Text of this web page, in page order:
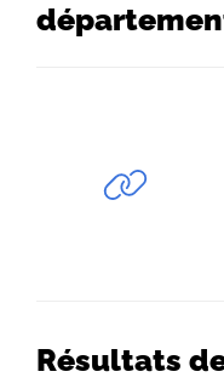
Résultats